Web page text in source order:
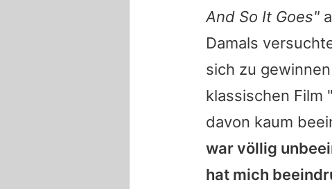
And So It Goes"
Damals
sich zu
klassischen Film
davon kaum
war völlig
hat mich